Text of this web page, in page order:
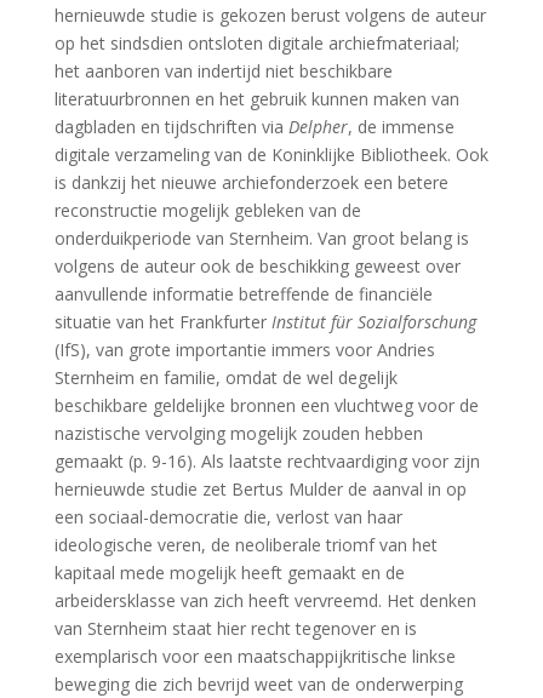
hernieuwde studie is gekozen berust volgens de auteur
op het sindsdien ontsloten digitale archiefmateriaal;
het aanboren van indertijd niet beschikbare
literatuurbronnen en het gebruik kunnen maken van
dagbladen en tijdschriften via Delpher, de immense
digitale verzameling van de Koninklijke Bibliotheek. Ook
is dankzij het nieuwe archiefonderzoek een betere
reconstructie mogelijk gebleken van de
onderduikperiode van Sternheim. Van groot belang is
volgens de auteur ook de beschikking geweest over
aanvullende informatie betreffende de financiële
situatie van het Frankfurter Institut für Sozialforschung
(IfS), van grote importantie immers voor Andries
Sternheim en familie, omdat de wel degelijk
beschikbare geldelijke bronnen een vluchtweg voor de
nazistische vervolging mogelijk zouden hebben
gemaakt (p. 9-16). Als laatste rechtvaardiging voor zijn
hernieuwde studie zet Bertus Mulder de aanval in op
een sociaal-democratie die, verlost van haar
ideologische veren, de neoliberale triomf van het
kapitaal mede mogelijk heeft gemaakt en de
arbeidersklasse van zich heeft vervreemd. Het denken
van Sternheim staat hier recht tegenover en is
exemplarisch voor een maatschappijkritische linkse
beweging die zich bevrijd weet van de onderwerping